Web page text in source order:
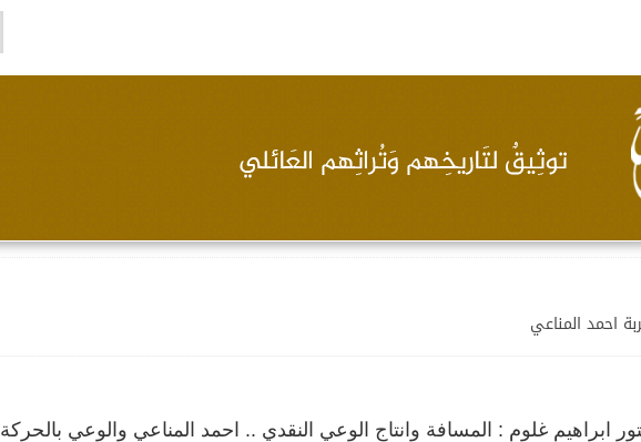
احمد المناعي
ابراهيم غلوم : المسافة وانتاج الوعي النقدي .. احمد المناعي والوعي بالحركة